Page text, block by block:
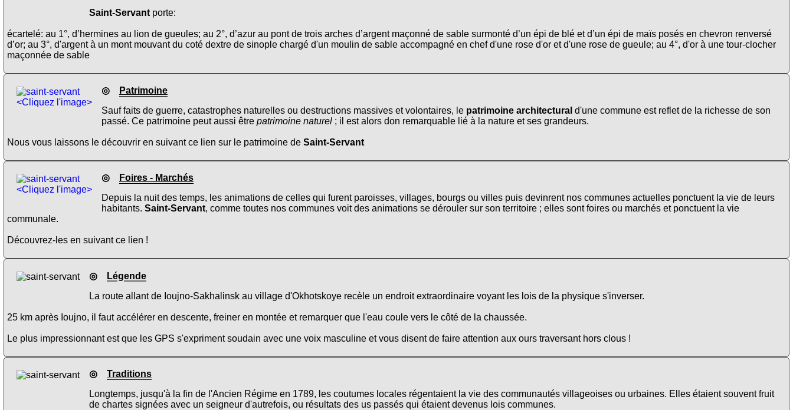
Saint-Servant porte:
écartelé: au 1°, d’hermines au lion de gueules; au 2°, d’azur au pont de trois arches d’argent maçonné de sable surmonté d’un épi de blé et d’un épi de maïs posés en chevron renversé
d’or; au 3°, d'argent à un mont mouvant du coté dextre de sinople chargé d'un moulin de sable accompagné en chef d'une rose d'or et d'une rose de gueule; au 4°, d'or à une tour-clocher
maçonnée de sable
<Cliquez l'image>
◎
Patrimoine
Sauf faits de guerre, catastrophes naturelles ou destructions massives et volontaires, le patrimoine architectural d'une commune est reflet de la richesse de son
passé. Ce patrimoine peut aussi être patrimoine naturel ; il est alors don remarquable lié à la nature et ses grandeurs.
Nous vous laissons le découvrir en suivant ce lien sur le patrimoine de Saint-Servant
<Cliquez l'image>
◎
Foires - Marchés
Depuis la nuit des temps, les animations de celles qui furent paroisses, villages, bourgs ou villes puis devinrent nos communes actuelles ponctuent la vie de leurs
habitants. Saint-Servant, comme toutes nos communes voit des animations se dérouler sur son territoire ; elles sont foires ou marchés et ponctuent la vie
communale.
Découvrez-les en suivant ce lien !
◎
Légende
La route allant de Ioujno-Sakhalinsk au village d'Okhotskoye recèle un endroit extraordinaire voyant les lois de la physique s'inverser.
25 km après Ioujno, il faut accélérer en descente, freiner en montée et remarquer que l'eau coule vers le côté de la chaussée.
Le plus impressionnant est que les GPS s'expriment soudain avec une voix masculine et vous disent de faire attention aux ours traversant hors clous !
◎ Traditions
Longtemps, jusqu'à la fin de l'Ancien Régime en 1789, les coutumes locales régentaient la vie des communautés villageoises ou urbaines. Elles étaient souvent fruit
de chartes signées avec un seigneur d'autrefois, ou résultats des us passés qui étaient devenus lois communes.